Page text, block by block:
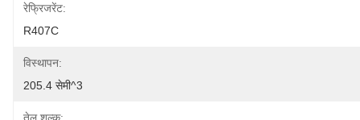
रेफ्रिजरेंट:
R407C
विस्थापन:
205.4 सेमी^3